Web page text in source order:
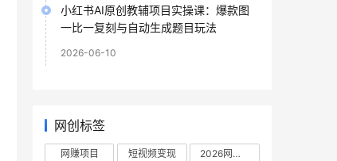
小红书AI原创教辅项目实操课：爆款图
一比一复刻与自动生成题目玩法
2026-06-10
网创标签
网赚项目 短视频变现
2026网赚项目